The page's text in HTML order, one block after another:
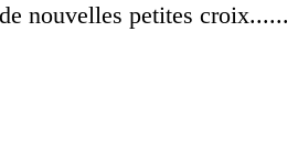
nouvelles petites croix......